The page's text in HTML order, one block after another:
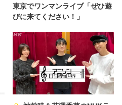
東京でワンマンライブ「ぜひ遊
びに来てください！」